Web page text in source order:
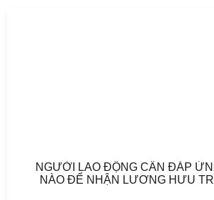
NGƯỜI LAO ĐỘNG CẦN ĐÁP
NÀO ĐỂ NHẬN LƯƠNG HƯU